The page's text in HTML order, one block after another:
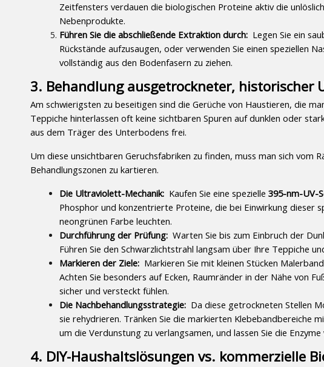
Zeitfensters verdauen die biologischen Proteine ​​aktiv die
Nebenprodukte.
Führen Sie die abschließende Extraktion durch: Legen Sie ein
Rückstände aufzusaugen, oder verwenden Sie einen speziellen
vollständig aus den Bodenfasern zu ziehen.
3. Behandlung ausgetrockneter, historischer
Am schwierigsten zu beseitigen sind die Gerüche von Haustieren, die
Teppiche hinterlassen oft keine sichtbaren Spuren auf dunklen oder
aus dem Träger des Unterbodens frei.
Um diese unsichtbaren Geruchsfabriken zu finden, muss man sich vom
Behandlungszonen zu kartieren.
Die Ultraviolett-Mechanik: Kaufen Sie eine spezielle 395-nm-UV-
Phosphor und konzentrierte Proteine, die bei Einwirkung dieser
neongrünen Farbe leuchten.
Durchführung der Prüfung: Warten Sie bis zum Einbruch der
Führen Sie den Schwarzlichtstrahl langsam über Ihre Teppiche
Markieren der Ziele: Markieren Sie mit kleinen Stücken
Achten Sie besonders auf Ecken, Raumränder in der Nähe von
sicher und versteckt fühlen.
Die Nachbehandlungsstrategie: Da diese getrockneten Stellen
sie rehydrieren. Tränken Sie die markierten Klebebandbereiche
um die Verdunstung zu verlangsamen, und lassen Sie die
4. DIY-Haushaltslösungen vs. kommerzielle